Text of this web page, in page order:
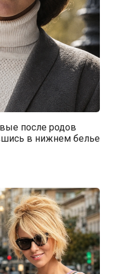
после родов
в нижнем белье